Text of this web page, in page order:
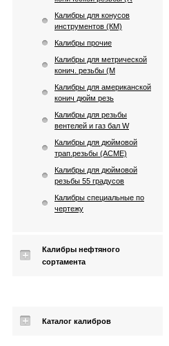
Калибры для конусов
инструментов (КМ)
Калибры прочие
Калибры для метрической
конич. резьбы (М
Калибры для американской
конич дюйм резь
Калибры для резьбы
вентелей и газ бал W
Калибры для дюймовой
трап.резьбы (АСМЕ)
Калибры для дюймовой
резьбы 55 градусов
Калибры специальные по
чертежу
Калибры нефтяного
сортамента
Каталог калибров